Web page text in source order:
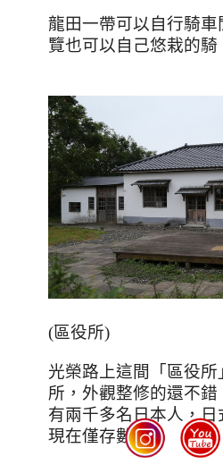
龍田一帶可以自行騎車
覽也可以自己悠栽的騎
(區役所)
光榮路上這間「區役
所，外觀整修的還不
有兩千多名日本人，日
現在僅存數棟。